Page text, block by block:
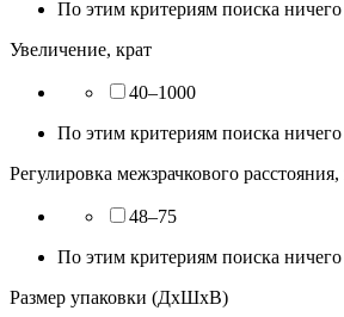
По этим критериям поиска
Увеличение, крат
40–1000
По этим критериям поиска
Регулировка межзрачкового
48–75
По этим критериям поиска
Размер упаковки (ДхШхВ)